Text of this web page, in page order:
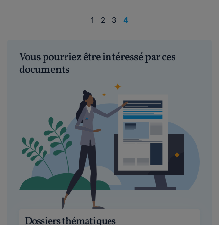
1 2 3 4
Vous pourriez être intéressé par ces
documents
Dossiers thématiques